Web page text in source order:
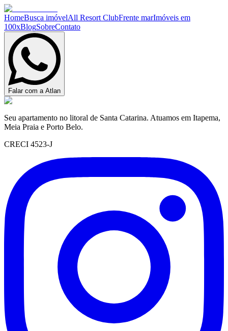
HomeBusca imóvelAll Resort ClubFrente marImóveis em
100xBlogSobreContato
Falar com a Atlan
Seu apartamento no litoral de Santa Catarina. Atuamos em Itapema,
Meia Praia e Porto Belo.
CRECI 4523-J